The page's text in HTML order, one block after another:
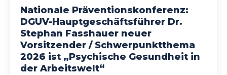
Nationale Präventionskonferenz:
DGUV-Hauptgeschäftsführer Dr.
Stephan Fasshauer neuer
Vorsitzender / Schwerpunktthema
2026 ist „Psychische Gesundheit in
der Arbeitswelt“